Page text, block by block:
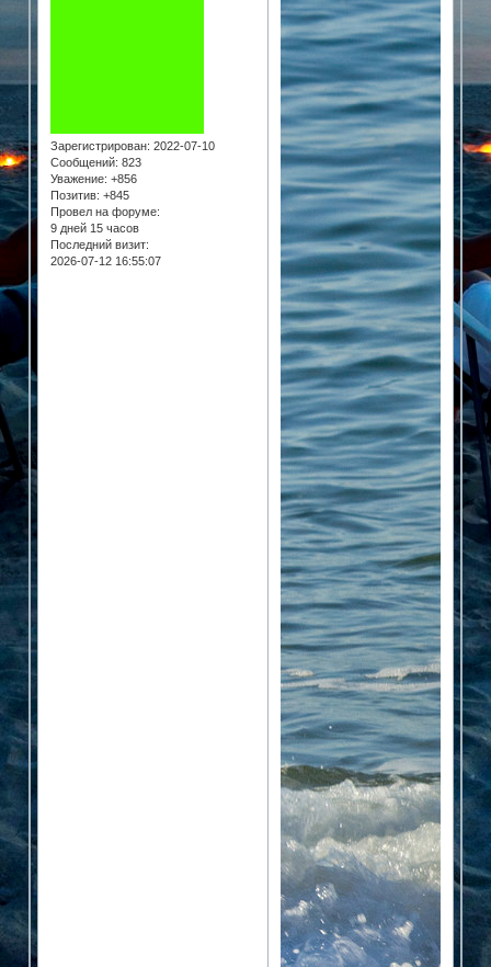
Зарегистрирован: 2022-07-10
Сообщений: 823
Уважение: +856
Позитив: +845
Провел на форуме:
9 дней 15 часов
Последний визит:
2026-07-12 16:55:07